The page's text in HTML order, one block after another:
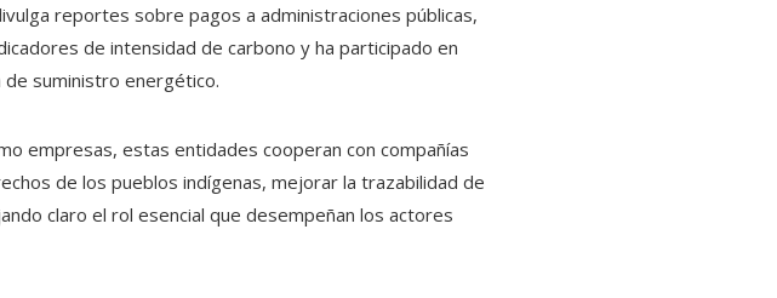
reportes sobre pagos a administraciones públicas,
de intensidad de carbono y ha participado en
de suministro energético.
empresas, estas entidades cooperan con compañías
de los pueblos indígenas, mejorar la trazabilidad de
claro el rol esencial que desempeñan los actores